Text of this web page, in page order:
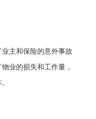
主和保险的意外事故
业的损失和工作量，